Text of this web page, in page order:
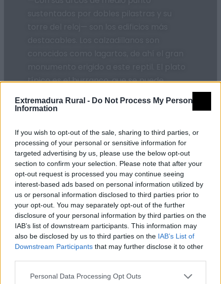
Extremadura Rural - Do Not Process My Personal
Information
If you wish to opt-out of the sale, sharing to third parties, or
processing of your personal or sensitive information for
targeted advertising by us, please use the below opt-out
section to confirm your selection. Please note that after your
opt-out request is processed you may continue seeing
interest-based ads based on personal information utilized by
us or personal information disclosed to third parties prior to
your opt-out. You may separately opt-out of the further
disclosure of your personal information by third parties on the
IAB’s list of downstream participants. This information may
also be disclosed by us to third parties on the IAB’s List of
Downstream Participants that may further disclose it to other
Personal Data Processing Opt Outs
típico es el burranco, que se puede
instalaciones de su hermosa y bien
espléndido espectáculo de la berrea del
ciervo a finales de septiembre.
Grupo de acción local
ADESVAL
Asociación para el Desarrollo del Valle del Alagón
Mapa de recursos